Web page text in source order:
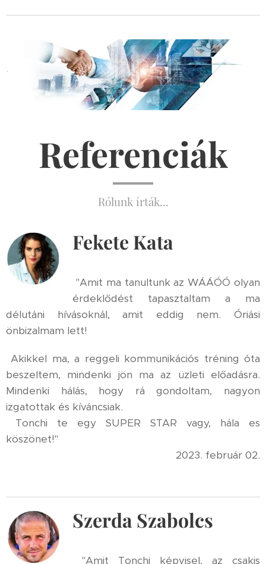
.
Referenciák
Rólunk írták...
Fekete Kata
"Amit ma tanultunk az WÁÁÓÓ olyan
érdeklődést tapasztaltam a ma
délutáni hívásoknál, amit eddig nem. Óriási
önbizalmam lett!
Akikkel ma, a reggeli kommunikációs tréning óta
beszeltem, mindenki jön ma az üzleti előadásra.
Mindenki hálás, hogy rá gondoltam, nagyon
izgatottak és kíváncsiak.
Tonchi te egy SUPER STAR vagy, hála es
köszönet!"
2023. február 02.
Szerda Szabolcs
"Amit Tonchi képvisel, az csakis